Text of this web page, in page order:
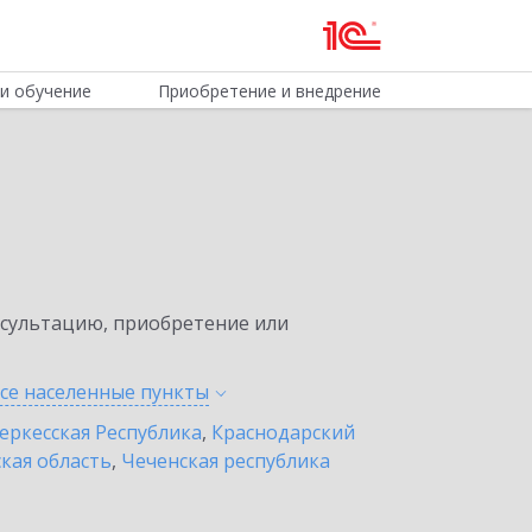
обучение Приобретение и внедрение
приобретение или
населенные пункты
Республика, Краснодарский
область, Чеченская республика